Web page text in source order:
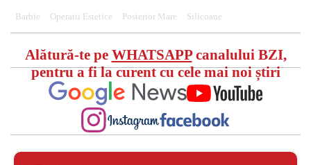
Barbie Operatii Estetice Posterior Mare Silicoane
Alătură-te pe WHATSAPPcanalului BZI,
pentru a fi la curent cu cele mai noi știri